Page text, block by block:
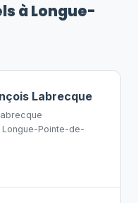
à Longue-
Labrecque
Pointe-de-